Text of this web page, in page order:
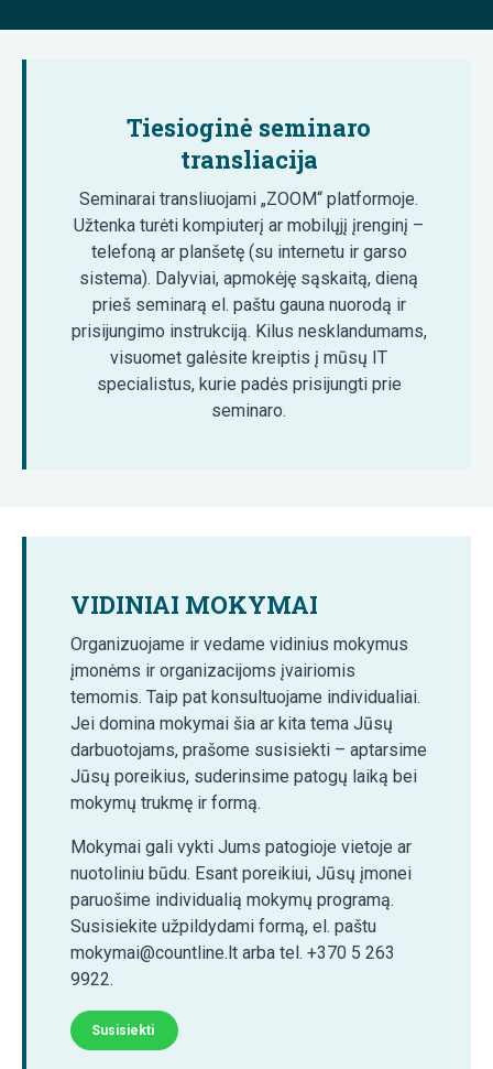
Tiesioginė seminaro
transliacija
Seminarai transliuojami „ZOOM“ platformoje.
Užtenka turėti kompiuterį ar mobilųjį įrenginį –
telefoną ar planšetę (su internetu ir garso
sistema). Dalyviai, apmokėję sąskaitą, dieną
prieš seminarą el. paštu gauna nuorodą ir
prisijungimo instrukciją. Kilus nesklandumams,
visuomet galėsite kreiptis į mūsų IT
specialistus, kurie padės prisijungti prie
seminaro.
VIDINIAI MOKYMAI
Organizuojame ir vedame vidinius mokymus
įmonėms ir organizacijoms įvairiomis
temomis. Taip pat konsultuojame individualiai.
Jei domina mokymai šia ar kita tema Jūsų
darbuotojams, prašome susisiekti – aptarsime
Jūsų poreikius, suderinsime patogų laiką bei
mokymų trukmę ir formą.
Mokymai gali vykti Jums patogioje vietoje ar
nuotoliniu būdu. Esant poreikiui, Jūsų įmonei
paruošime individualią mokymų programą.
Susisiekite užpildydami formą, el. paštu
mokymai@countline.lt arba tel. +370 5 263
9922.
Susisiekti